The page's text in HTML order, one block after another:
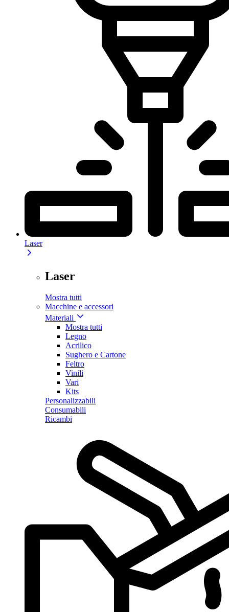
Laser
Laser
Mostra tutti
Macchine e accessori
Materiali
Mostra tutti
Legno
Acrilico
Sughero e Cartone
Feltro
Vinili
Vari
Kits
Personalizzabili
Consumabili
Ricambi